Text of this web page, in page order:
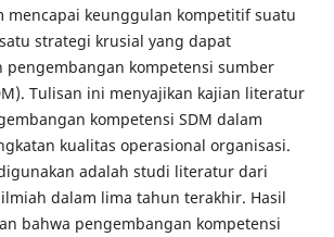
mencapai keunggulan kompetitif suatu
strategi krusial yang dapat
pengembangan kompetensi sumber
Tulisan ini menyajikan kajian literatur
kompetensi SDM dalam
kualitas operasional organisasi.
adalah studi literatur dari
dalam lima tahun terakhir. Hasil
bahwa pengembangan kompetensi